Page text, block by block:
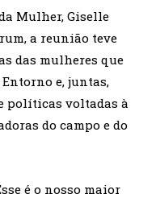
Mulher, Giselle
a reunião teve
das mulheres que
e, juntas,
políticas voltadas à
do campo e do
é o nosso maior